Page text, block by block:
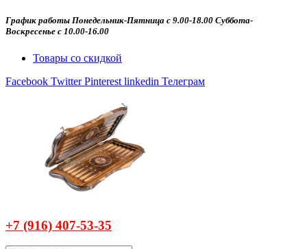
График работы Понедельник-Пятница с 9.00-18.00 Суббота-
Воскресенье с 10.00-16.00
Товары со скидкой
Facebook Twitter Pinterest linkedin Телеграм
+7 (916) 407-53-35